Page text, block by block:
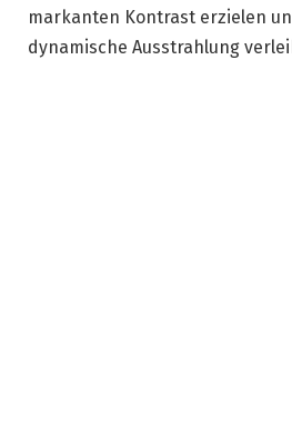
markanten Kontrast erzielen
dynamische Ausstrahlung